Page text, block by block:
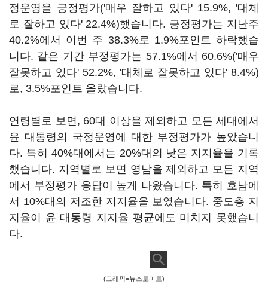
정운영을 긍정평가('매우 잘하고 있다' 15.9%, '대체
로 잘하고 있다' 22.4%)했습니다. 긍정평가는 지난주
40.2%에서 이번 주 38.3%로 1.9%포인트 하락했습
니다. 같은 기간 부정평가는 57.1%에서 60.6%('매우
잘못하고 있다' 52.2%, '대체로 잘못하고 있다' 8.4%)
로, 3.5%포인트 올랐습니다.
연령별로 보면, 60대 이상을 제외하고 모든 세대에서
윤 대통령의 국정운영에 대한 부정평가가 높았습니
다. 특히 40%대에서는 20%대의 낮은 지지율을 기록
했습니다. 지역별로 보면 영남을 제외하고 모든 지역
에서 부정평가 응답이 높게 나왔습니다. 특히 호남에
서 10%대의 저조한 지지율을 보였습니다. 중도층 지
지율이 윤 대통령 지지율 평균에도 미치지 못했습니
다.
(그래픽=뉴스토마토)